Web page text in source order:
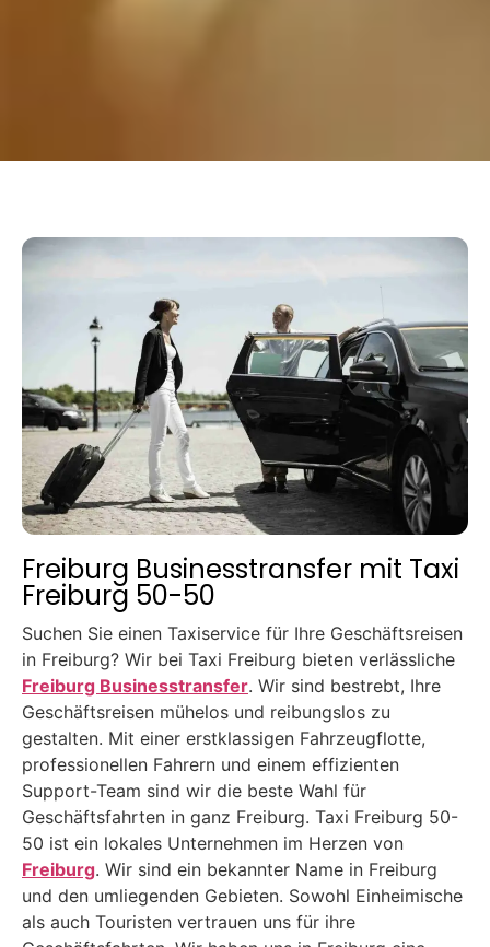
Freiburg Businesstransfer mit Taxi
Freiburg 50-50
Suchen Sie einen Taxiservice für Ihre Geschäftsreisen
in Freiburg? Wir bei Taxi Freiburg bieten verlässliche
Freiburg Businesstransfer. Wir sind bestrebt, Ihre
Geschäftsreisen mühelos und reibungslos zu
gestalten. Mit einer erstklassigen Fahrzeugflotte,
professionellen Fahrern und einem effizienten
Support-Team sind wir die beste Wahl für
Geschäftsfahrten in ganz Freiburg. Taxi Freiburg 50-
50 ist ein lokales Unternehmen im Herzen von
Freiburg. Wir sind ein bekannter Name in Freiburg
und den umliegenden Gebieten. Sowohl Einheimische
als auch Touristen vertrauen uns für ihre